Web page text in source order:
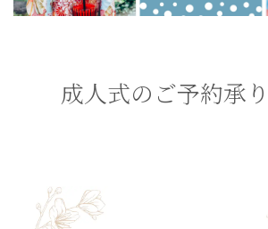
成人式のご予約承